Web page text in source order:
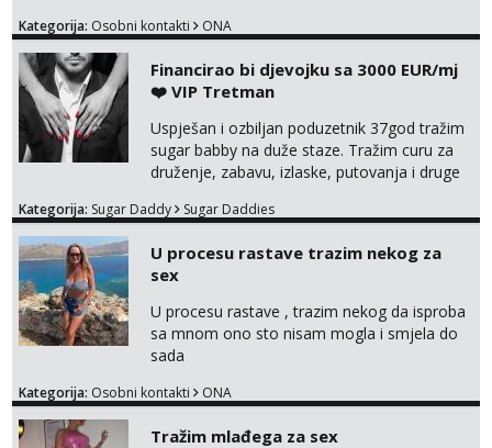
Kategorija: Osobni kontakti ONA
Financirao bi djevojku sa 3000 EUR/mj
❤️ VIP Tretman
Uspješan i ozbiljan poduzetnik 37god tražim
sugar babby na duže staze. Tražim curu za
druženje, zabavu, izlaske, putovanja i druge
otvorena, komunikativna, zgodna i atraktivna
markodalic37@gmail.com
Kategorija: Sugar Daddy Sugar Daddies
U procesu rastave trazim nekog za
sex
U procesu rastave , trazim nekog da isproba
sa mnom ono sto nisam mogla i smjela do
sada
Kategorija: Osobni kontakti ONA
Tražim mlađega za sex